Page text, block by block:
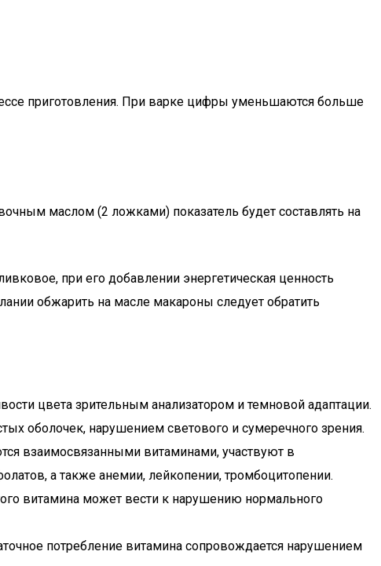
приготовления. При варке цифры уменьшаются больше
маслом (2 ложками) показатель будет составлять на
при его добавлении энергетическая ценность
обжарить на масле макароны следует обратить
цвета зрительным анализатором и темновой адаптации.
оболочек, нарушением светового и сумеречного зрения.
взаимосвязанными витаминами, участвуют в
а также анемии, лейкопении, тромбоцитопении.
витамина может вести к нарушению нормального
потребление витамина сопровождается нарушением